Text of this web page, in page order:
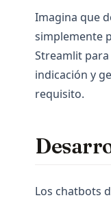
Imagina que
simplemente
Streamlit
indicación y
requisito.
Los chatbots